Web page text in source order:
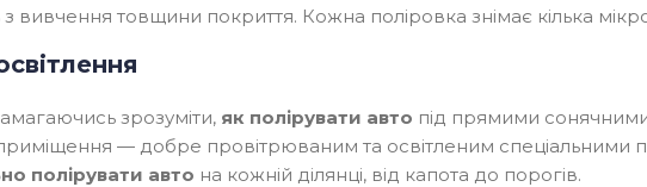
з вивчення товщини покриття. Кожна поліровка знімає кілька
зрозуміти, як полірувати авто під прямими
— добре провітрюваним та освітленим спеціальними
полірувати авто на кожній ділянці, від капота до порогів.